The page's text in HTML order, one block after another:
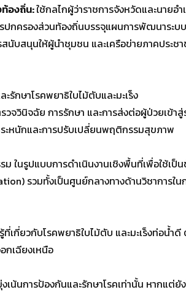
ท้องถิ่น:ใช้กลไกผู้ว่าราชการจังหวัดและนาย
ปกครองส่วนท้องถิ่นบรรจุแผนการพัฒนาระ
บสนุนให้ผู้นำชุมชน และเครือข่ายภาคประ
รักษาโรคพยาธิใบไม้ตับและมะเร็ง
จวินิจฉัย การรักษา และการส่งต่อผู้ป่วยเข้
ะหนักและการปรับเปลี่ยนพฤติกรรมสุขภาพ
ในรูปแบบการดำเนินงานเชิงพื้นที่เพื่อใช้เป็
รวมทั้งเป็นศูนย์กลางทางด้านวิชาการใน
เกี่ยวกับโรคพยาธิใบไม้ตับ และมะเร็งท่อ
กเฉียงเหนือ
การป้องกันและรักษาโรคเท่านั้น หากแต่